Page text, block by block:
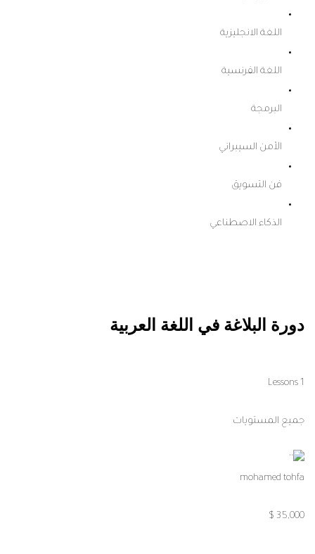
اللغة الانجليزية
اللغة الفرنسية
البرمجة
الأمن السيبراني
فن التسويق
الذكاء الاصطناعي
دورة البلاغة في اللغة العربية
1 Lessons
جميع المستويات
mohamed tohfa
35,000 $